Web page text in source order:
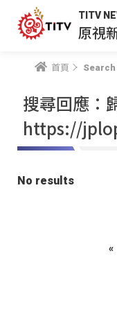
TITV
原視
首頁 Search
搜尋回應：
https://
No results
«